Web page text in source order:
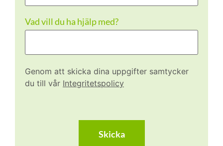
Vad vill du ha hjälp med?
Genom att skicka dina uppgifter samtycker
du till vår Integritetspolicy